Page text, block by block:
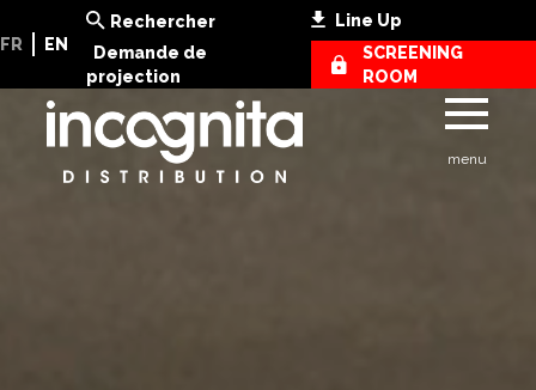
menu
FR EN
Rechercher
Line Up
Demande de
projection
SCREENING
ROOM